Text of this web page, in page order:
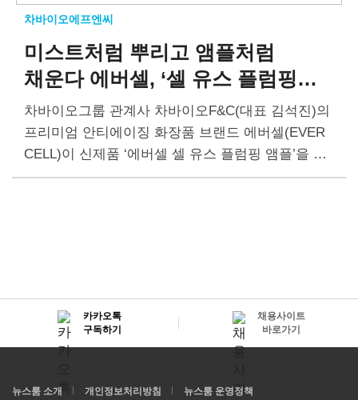
차바이오에프엔씨
미스트처럼 뿌리고 앰플처럼
채운다 에버셀, ‘셀 유스 플럼핑
앰플’ 출시
차바이오그룹 관계사 차바이오F&C(대표 김석진)의
프리미엄 안티에이징 화장품 브랜드 에버셀(EVER
CELL)이 신제품 ‘에버셀 셀 유스 플럼핑 앰플’을 출
시했다. 에버셀 셀 유스 플럼핑 앰플은 셀 유스 라인
카카오톡
구독하기
채용사이트
바로가기
뉴스룸 소개 개인정보처리방침 뉴스룸 운영정책